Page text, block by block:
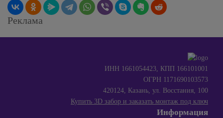
Реклама
ИНН 1661054423, КПП 166101001
ОГРН 1171690103573
420124, Казань, ул. Восстания, 100
Купить 3D забор и заказать монтаж под ключ
Информация